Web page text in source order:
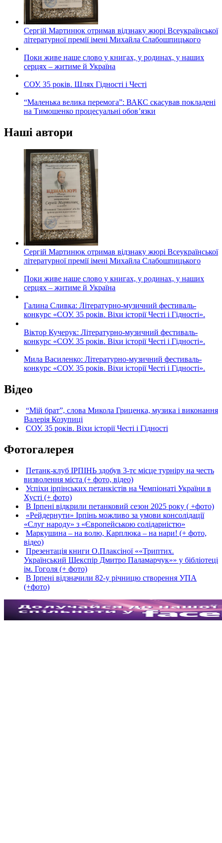
Сергій Мартинюк отримав відзнаку жюрі Всеукраїнської
літературної премії імені Михайла Слабошпицького
Поки живе наше слово у книгах, у родинах, у наших
серцях – житиме й Україна
СОУ. 35 років. Шлях Гідності і Честі
“Маленька велика перемога”: ВАКС скасував покладені
на Тимошенко процесуальні обов’язки
Наші автори
Сергій Мартинюк отримав відзнаку жюрі Всеукраїнської
літературної премії імені Михайла Слабошпицького
Поки живе наше слово у книгах, у родинах, у наших
серцях – житиме й Україна
Галина Сливка: Літературно-музичний фестиваль-
конкурс «СОУ. 35 років. Віхи історії Честі і Гідності».
Віктор Кучерук: Літературно-музичний фестиваль-
конкурс «СОУ. 35 років. Віхи історії Честі і Гідності».
Мила Василенко: Літературно-музичний фестиваль-
конкурс «СОУ. 35 років. Віхи історії Честі і Гідності».
Відео
“Мій брат”, слова Микола Гриценка, музика і виконання
Валерія Козупиці
СОУ. 35 років. Віхи історії Честі і Гідності
Фотогалерея
Петанк-клуб ІРПІНЬ здобув 3-тє місце турніру на честь
визволення міста (+ фото, відео)
Успіхи ірпінських петанкістів на Чемпіонаті України в
Хусті (+ фото)
В Ірпені відкрили петанковий сезон 2025 року ( +фото)
«Рейдернути» Ірпінь можливо за умови консолідації
«Слуг народу» з «Європейською солідарністю»
Маркушина – на волю, Карплюка – на нари! (+ фото,
відео)
Презентація книги О.Плаксіної ««Триптих.
Український Шекспір Дмитро Паламарчук»» у бібліотеці
ім. Гоголя (+ фото)
В Ірпені відзначили 82-у річницю створення УПА
(+фото)